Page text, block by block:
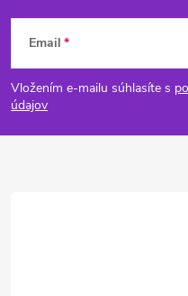
Z
á
p
Email
Vložením e-mailu súhlasíte s
údajov